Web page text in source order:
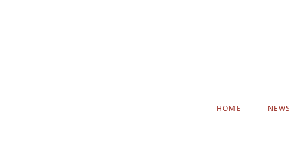
ÜBERSPRINGEN
HOME NEWS